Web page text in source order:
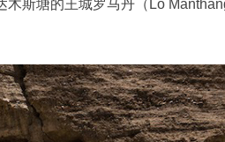
斯塘的王城罗马丹（Lo